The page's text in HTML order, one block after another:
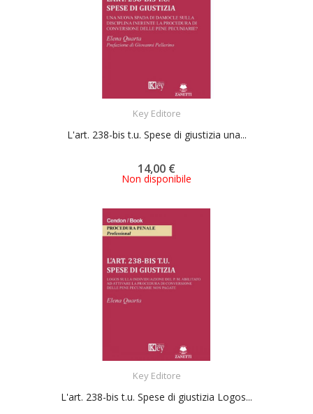
Key Editore
L'art. 238-bis t.u. Spese di giustizia una...
14,00 €
Non disponibile
Key Editore
L'art. 238-bis t.u. Spese di giustizia Logos...